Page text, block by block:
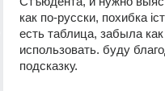
как по-русски, похибка
есть таблица, забыла как
использовать. буду
подсказку.